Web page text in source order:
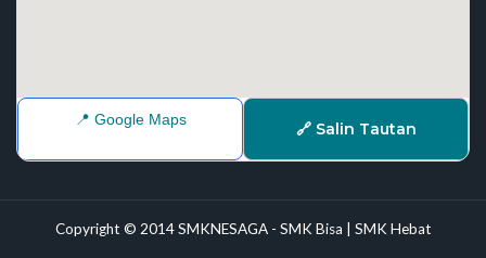
📍 Google Maps 🔗 Salin Tautan
Copyright © 2014 SMKNESAGA - SMK Bisa | SMK Hebat